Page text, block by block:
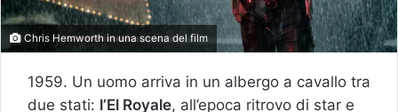
Chris Hemworth in una scena del film
1959. Un uomo arriva in un albergo a cavallo tra
due stati: l’El Royale, all’epoca ritrovo di star e